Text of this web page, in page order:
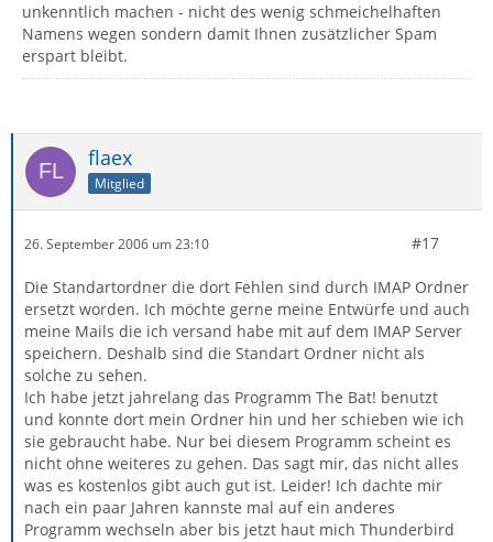
unkenntlich machen - nicht des wenig schmeichelhaften
Namens wegen sondern damit Ihnen zusätzlicher Spam
erspart bleibt.
flaex
Mitglied
26. September 2006 um 23:10 #17
Die Standartordner die dort Fehlen sind durch IMAP Ordner
ersetzt worden. Ich möchte gerne meine Entwürfe und auch
meine Mails die ich versand habe mit auf dem IMAP Server
speichern. Deshalb sind die Standart Ordner nicht als
solche zu sehen.
Ich habe jetzt jahrelang das Programm The Bat! benutzt
und konnte dort mein Ordner hin und her schieben wie ich
sie gebraucht habe. Nur bei diesem Programm scheint es
nicht ohne weiteres zu gehen. Das sagt mir, das nicht alles
was es kostenlos gibt auch gut ist. Leider! Ich dachte mir
nach ein paar Jahren kannste mal auf ein anderes
Programm wechseln aber bis jetzt haut mich Thunderbird